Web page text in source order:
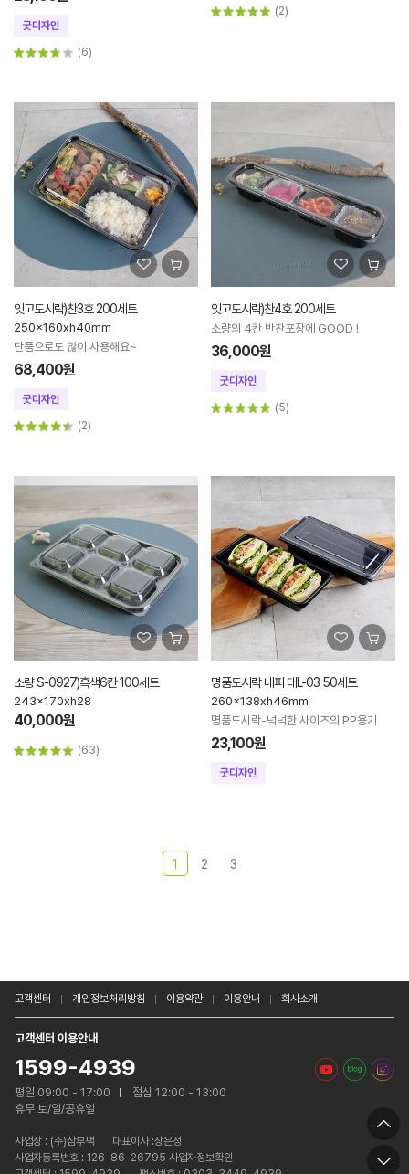
(6)
(2)
잇고도시락)찬3호 200세트
250x160xh40mm
단품으로도 많이 사용해요~
68,400원
(2)
잇고도시락)찬4호 200세트
소량의 4칸 반찬포장에 GOOD !
36,000원
(5)
소량 S-0927)흑색6칸 100세트
243x170xh28
40,000원
(63)
명품도시락 내피 대L-03 50세트
260x138xh46mm
명품도시락-넉넉한 사이즈의 PP용기
23,100원
1 2 3
고객센터 개인정보처리방침 이용약관 이용안내 회사소개
고객센터 이용안내
1599-4939
평일 09:00 - 17:00
점심 12:00 - 13:00
휴무 토/일/공휴일
사업장 : (주)삼부팩
대표이사 :장은정
사업자등록번호 : 126-86-26795 사업자정보확인